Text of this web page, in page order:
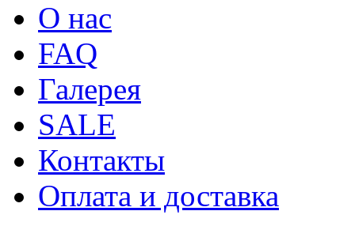
О нас
FAQ
Галерея
SALE
Контакты
Оплата и доставка